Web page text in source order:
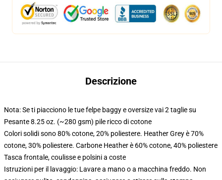
Descrizione
Nota: Se ti piacciono le tue felpe baggy e oversize vai 2 taglie su
Pesante 8.25 oz. (~280 gsm) pile ricco di cotone
Colori solidi sono 80% cotone, 20% poliestere. Heather Grey è 70%
cotone, 30% poliestere. Carbone Heather è 60% cotone, 40% poliestere
Tasca frontale, coulisse e polsini a coste
Istruzioni per il lavaggio: Lavare a mano o a macchina freddo. Non